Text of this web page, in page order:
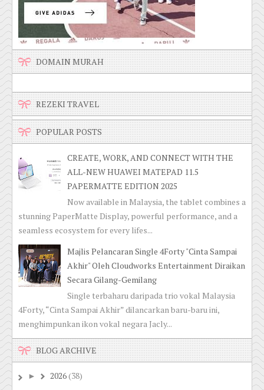
DOMAIN MURAH
REZEKI TRAVEL
POPULAR POSTS
CREATE, WORK, AND CONNECT WITH THE
ALL-NEW HUAWEI MATEPAD 11.5
PAPERMATTE EDITION 2025
Now available in Malaysia, the tablet combines a
stunning PaperMatte Display, powerful performance, and a
seamless ecosystem for every lifes...
Majlis Pelancaran Single 4Forty "Cinta Sampai
Akhir" Oleh Cloudworks Entertainment Diraikan
Secara Gilang-Gemilang
Single terbaharu daripada trio vokal Malaysia
4Forty, “Cinta Sampai Akhir” dilancarkan baru-baru ini,
menghimpunkan ikon vokal negara Jacly...
BLOG ARCHIVE
► 2026(38)